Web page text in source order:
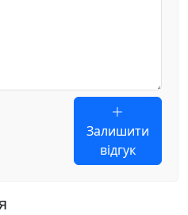
Залишити
відгук